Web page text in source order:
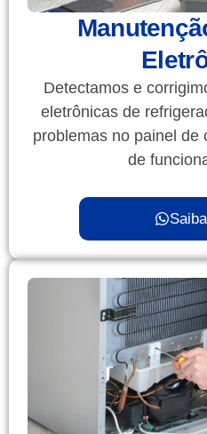
Detectamos e
eletrônicas de
problemas no painel de
de